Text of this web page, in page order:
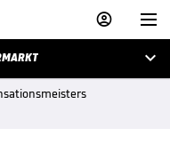


